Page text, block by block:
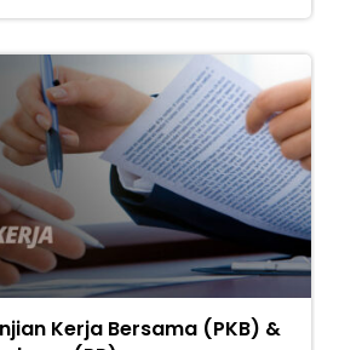
Kerja Bersama (PKB) &